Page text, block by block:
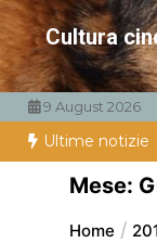
Cultura
9 August 2026
Ultime notizie
Esistono
Mese:
Home